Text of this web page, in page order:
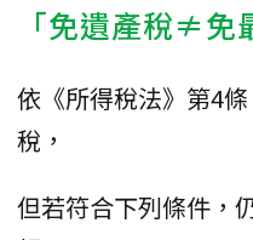
「免遺產稅≠免
依《所得稅法》第4
稅，
但若符合下列條件，